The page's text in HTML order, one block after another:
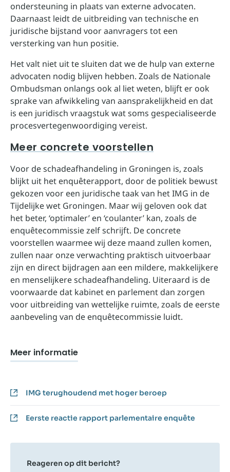
ondersteuning in plaats van externe advocaten.
Daarnaast leidt de uitbreiding van technische en
juridische bijstand voor aanvragers tot een
versterking van hun positie.
Het valt niet uit te sluiten dat we de hulp van externe
advocaten nodig blijven hebben. Zoals de Nationale
Ombudsman onlangs ook al liet weten, blijft er ook
sprake van afwikkeling van aansprakelijkheid en dat
is een juridisch vraagstuk wat soms gespecialiseerde
procesvertegenwoordiging vereist.
Meer concrete voorstellen
Voor de schadeafhandeling in Groningen is, zoals
blijkt uit het enquêterapport, door de politiek bewust
gekozen voor een juridische taak van het IMG in de
Tijdelijke wet Groningen. Maar wij geloven ook dat
het beter, ‘optimaler’ en ‘coulanter’ kan, zoals de
enquêtecommissie zelf schrijft. De concrete
voorstellen waarmee wij deze maand zullen komen,
zullen naar onze verwachting praktisch uitvoerbaar
zijn en direct bijdragen aan een mildere, makkelijkere
en menselijkere schadeafhandeling. Uiteraard is de
voorwaarde dat kabinet en parlement dan zorgen
voor uitbreiding van wettelijke ruimte, zoals de eerste
aanbeveling van de enquêtecommissie luidt.
Meer informatie
IMG terughoudend met hoger beroep
Eerste reactie rapport parlementaire enquête
Reageren op dit bericht?